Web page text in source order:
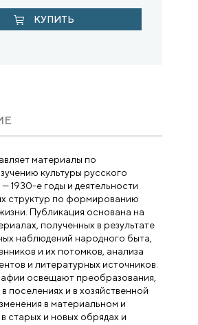
КУПИТЬ
материалы по
культуры русского
1930-е годы и деятельности
структур по формированию
Публикация основана на
полученных в результате
наблюдений народного быта,
и их потомков, анализа
и литературных источников.
освещают преобразования,
поселениях и в хозяйственной
в материальном и
старых и новых обрядах и